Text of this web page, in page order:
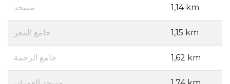
مسجد 1,14 km
جامع المعز 1,15 km
جامع الرحمة 1,62 km